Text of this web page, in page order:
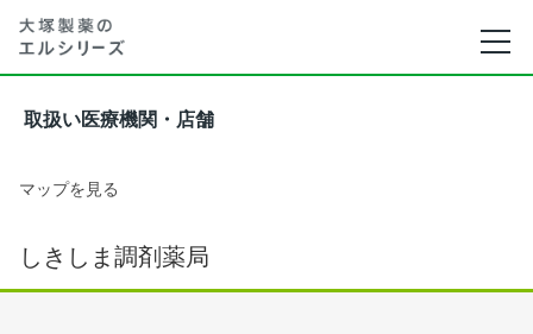
取扱い医療機関・店舗
マップを見る
しきしま調剤薬局